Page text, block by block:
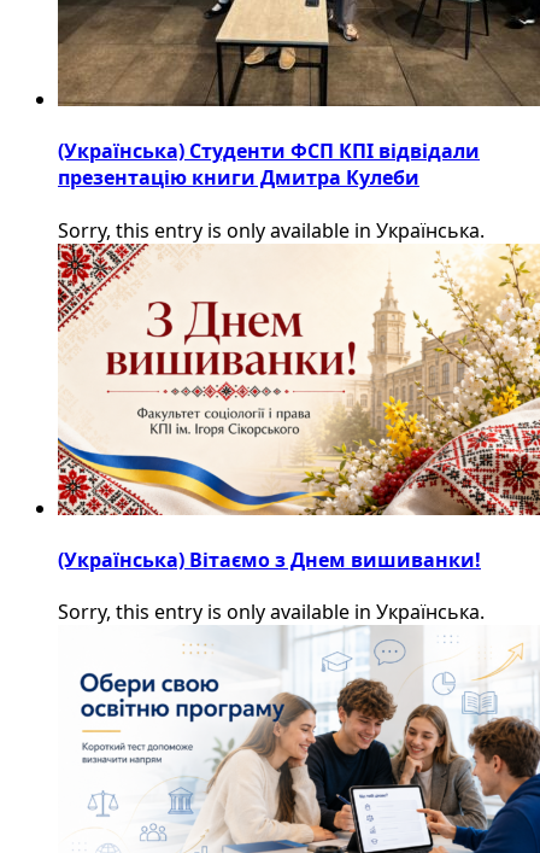
(Українська) Студенти ФСП КПІ відвідали
презентацію книги Дмитра Кулеби
Sorry, this entry is only available in Українська.
(Українська) Вітаємо з Днем вишиванки!
Sorry, this entry is only available in Українська.